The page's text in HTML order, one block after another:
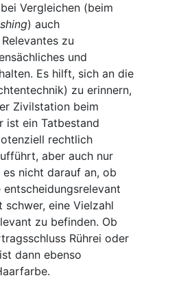
Vergleichen (beim
) auch
zu
und
Es hilft, sich an die
zu erinnern,
Zivilstation beim
ist ein Tatbestand
rechtlich
aber auch nur
nicht darauf an, ob
eine Vielzahl
zu befinden. Ob
Rührei oder
dann ebenso